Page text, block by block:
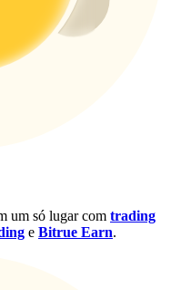
um só lugar com trading
e Bitrue Earn.